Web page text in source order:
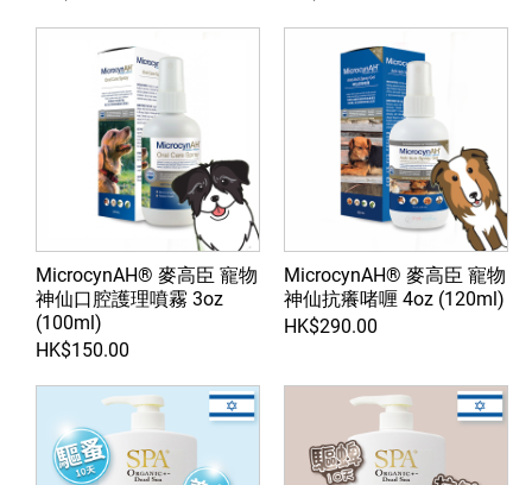
MicrocynAH® 麥高臣 寵物
神仙口腔護理噴霧 3oz
(100ml)
HK$150.00
MicrocynAH® 麥高臣 寵物
神仙抗癢啫喱 4oz (120ml)
HK$290.00